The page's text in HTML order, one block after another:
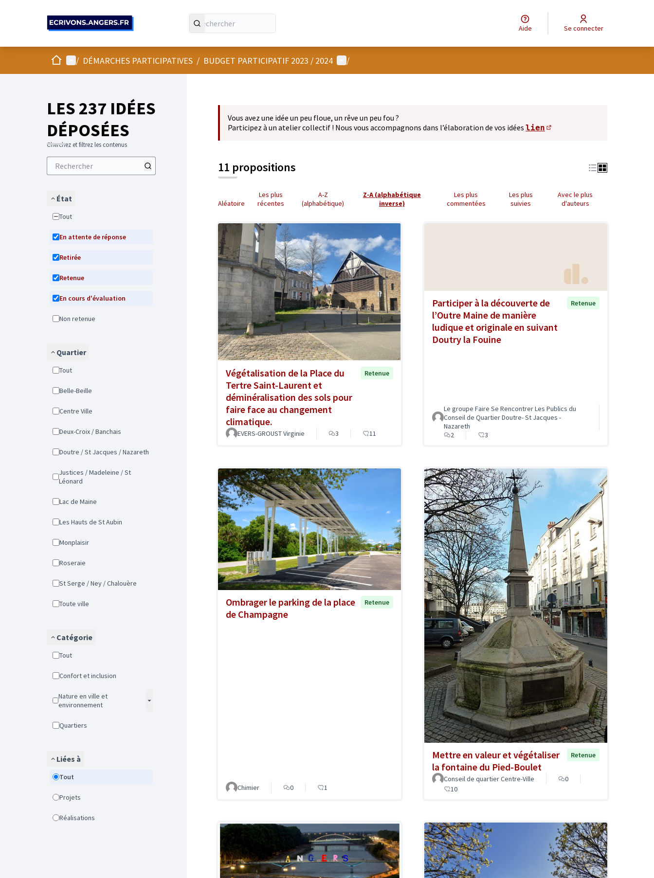
Aide Se connecter
AccueilMenu principal
/ DÉMARCHES PARTICIPATIVES / BUDGET PARTICIPATIF 2023 / 2024 Menu utilisateur
/
LES 237 IDÉES
DÉPOSÉES
Cherchez et filtrez les contenus
État
Tout
En attente de réponse
Retirée
Retenue
En cours d'évaluation
Non retenue
Quartier
Tout
Belle-Beille
Centre Ville
Deux-Croix / Banchais
Doutre / St Jacques / Nazareth
Justices / Madeleine / St
Léonard
Lac de Maine
Les Hauts de St Aubin
Monplaisir
Roseraie
St Serge / Ney / Chalouère
Toute ville
Catégorie
Tout
Confort et inclusion
Nature en ville et
environnement
Quartiers
Liées à
Tout
Projets
Réalisations
Vous avez une idée un peu floue, un rêve un peu fou ?
Participez à un atelier collectif ! Nous vous accompagnons dans l’élaboration de vos idées lien
11 propositions
Aléatoire
Les plus
récentes
A-Z
(alphabétique)
Z-A (alphabétique
inverse)
Les plus
commentées
Les plus
suivies
Avec le plus
d'auteurs
Végétalisation de la Place du
Tertre Saint-Laurent et
déminéralisation des sols pour
faire face au changement
climatique.
Retenue
EVERS-GROUST Virginie 3 11
Participer à la découverte de
l’Outre Maine de manière
ludique et originale en suivant
Doutry la Fouine
Retenue
Le groupe Faire Se Rencontrer Les Publics du
Conseil de Quartier Doutre- St Jacques -
Nazareth
2
3
Ombrager le parking de la place
de Champagne
Retenue
Chimier 0 1
Mettre en valeur et végétaliser
la fontaine du Pied-Boulet
Retenue
Conseil de quartier Centre-Ville
0
10